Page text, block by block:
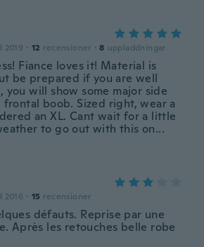
2019 · 12 recensioner · 8 uppladdningar
Fiance loves it! Material is
be prepared if you are well
you will show some major side
frontal boob. Sized right, wear a
an XL. Cant wait for a little
to go out with this on...
2016 · 15 recensioner
défauts. Reprise par une
Après les retouches belle robe